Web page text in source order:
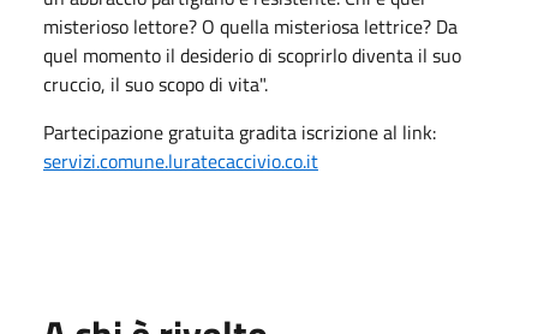
misterioso lettore? O quella misteriosa lettrice? Da
quel momento il desiderio di scoprirlo diventa il suo
cruccio, il suo scopo di vita".
Partecipazione gratuita gradita iscrizione al link:
servizi.comune.luratecaccivio.co.it